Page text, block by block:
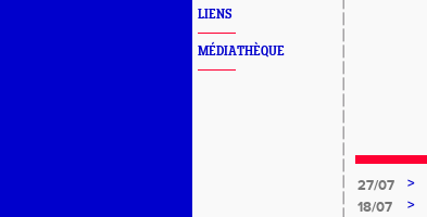
LIENS
MÉDIATHÈQUE
27/07 >
18/07
>